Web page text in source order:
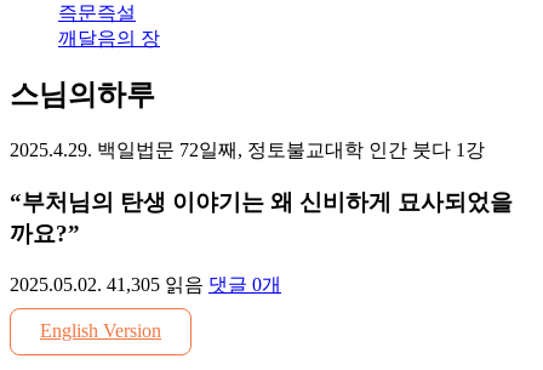
즉문즉설
깨달음의 장
스님의하루
2025.4.29. 백일법문 72일째, 정토불교대학 인간 붓다 1강
“부처님의 탄생 이야기는 왜 신비하게 묘사되었을
까요?”
2025.05.02. 41,305 읽음 댓글 0개
English Version